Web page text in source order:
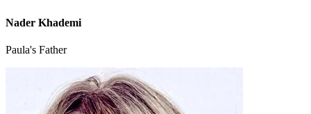
Nader Khademi
Paula's Father